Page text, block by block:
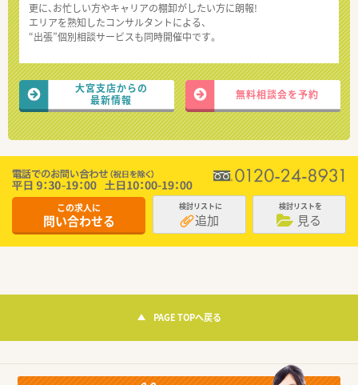
更に、お忙しい方やキャリアの棚卸がしたい方に朗報!
エリアを熟知したコンサルタントによる、
“出張”個別相談サービスも同時開催中です。
大宮支店からの
最新情報
無料相談会を予約
この求人に
問い合わせる
検討リストに
追加
検討リストを
見る
PAGE TOPへ戻る